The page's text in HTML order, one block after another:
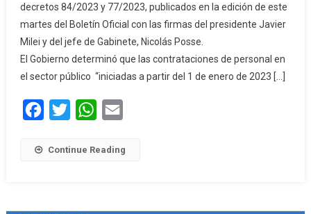
decretos 84/2023 y 77/2023, publicados en la edición de este
martes del Boletín Oficial con las firmas del presidente Javier
Milei y del jefe de Gabinete, Nicolás Posse.
El Gobierno determinó que las contrataciones de personal en
el sector público “iniciadas a partir del 1 de enero de 2023 […]
Facebook
Twitter WhatsApp
Continue Reading